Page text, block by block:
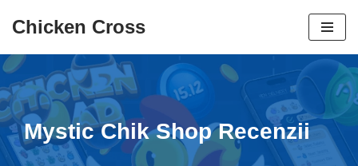
la
conținut
Chicken Cross
Mystic Chik Shop Recenzii